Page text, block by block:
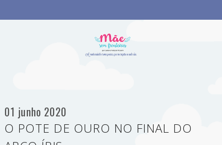
01 junho 2020
O POTE DE OURO NO FINAL DO